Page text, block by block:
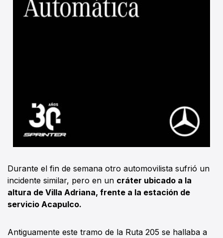
Durante el fin de semana otro automovilista sufrió un
incidente similar, pero en un cráter ubicado a la
altura de Villa Adriana, frente a la estación de
servicio Acapulco.
Antiguamente este tramo de la Ruta 205 se hallaba a